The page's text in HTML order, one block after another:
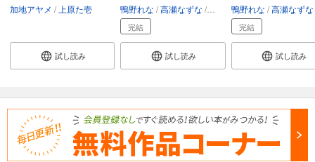
加地アヤメ 上原た壱
試し読み
鴨野れな 高瀬なずな 芦原モカ
完結
試し読み
鴨野れな 高瀬なずな
完結
試し読み